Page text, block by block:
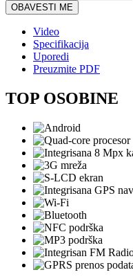
OBAVESTI ME
Video
Specifikacija
Uporedi
Preuzmite PDF
TOP OSOBINE